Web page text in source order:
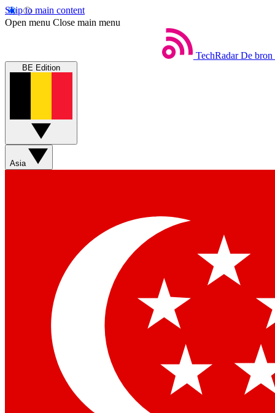
Skip to main content
Open menu Close main menu
TechRadar De bron
BE Edition
Asia